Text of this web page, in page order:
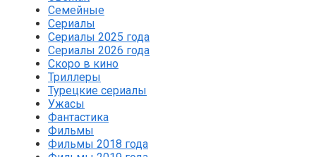
Семейные
Сериалы
Сериалы 2025 года
Сериалы 2026 года
Скоро в кино
Триллеры
Турецкие сериалы
Ужасы
Фантастика
Фильмы
Фильмы 2018 года